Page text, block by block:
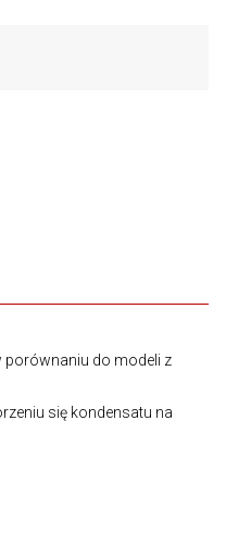
porównaniu do modeli z
się kondensatu na